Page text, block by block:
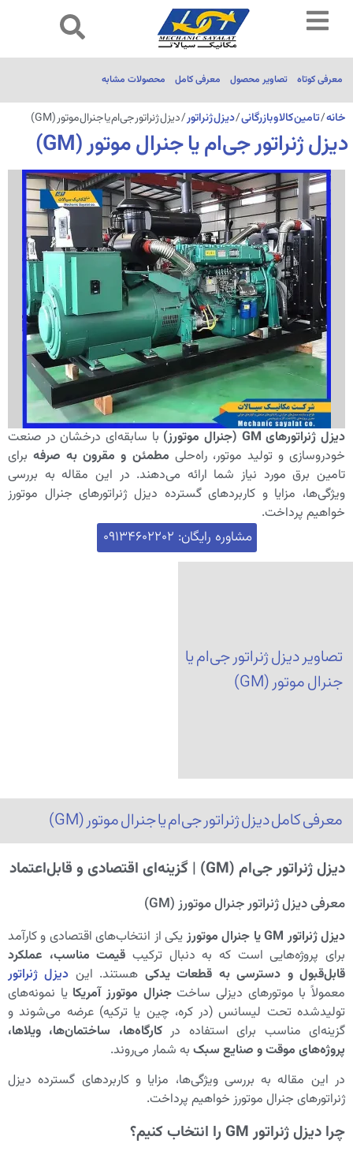
معرفی کوتاه تصاویر محصول معرفی کامل محصولات مشابه
خانه/تامین کالا و بازرگانی/دیزل‌ ژنراتور/ دیزل ژنراتور جی‌ام یا جنرال موتور (GM)
دیزل ژنراتور جی‌ام یا جنرال موتور (GM)
دیزل ژنراتورهای GM (جنرال موتورز)
با سابقه‌ای درخشان در صنعت
خودروسازی و تولید موتور، راه‌حلی مطمئن و مقرون به صرفهبرای
تامین برق مورد نیاز شما ارائه می‌دهند. در این مقاله به بررسی
ویژگی‌ها، مزایا و کاربردهای گسترده دیزل ژنراتورهای جنرال موتورز
خواهیم پرداخت.
مشاوره رایگان: 09134602202
تصاویر دیزل ژنراتور جی‌ام یا
جنرال موتور (GM)
معرفی کامل دیزل ژنراتور جی‌ام یا جنرال موتور (GM)
دیزل ژنراتور جی‌ام (GM) | گزینه‌ای اقتصادی و قابل‌اعتماد
معرفی دیزل ژنراتور جنرال موتورز (GM)
دیزل ژنراتور GM یا جنرال موتورز
یکی از انتخاب‌های اقتصادی و کارآمد
برای پروژه‌هایی است که به دنبال ترکیب قیمت مناسب، عملکرد
قابل‌قبول و دسترسی به قطعات یدکی هستند. این دیزل ژنراتور
معمولاً با موتورهای دیزلی ساختجنرال موتورز آمریکا یا نمونه‌های
تولیدشده تحت لیسانس (در کره، چین یا ترکیه) عرضه می‌شوند و
گزینه‌ای مناسب برای استفاده درکارگاه‌ها، ساختمان‌ها، ویلاها،
پروژه‌های موقت و صنایع سبک به شمار می‌روند.
در این مقاله به بررسی ویژگی‌ها، مزایا و کاربردهای گسترده دیزل
ژنراتورهای جنرال موتورز خواهیم پرداخت.
چرا دیزل ژنراتور GM را انتخاب کنیم؟